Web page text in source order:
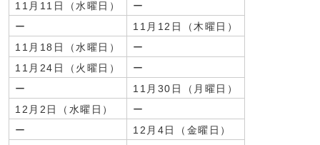
11月11日（水曜日）
ー
ー
11月12日（木曜日）
11月18日（水曜日）
ー
11月24日（火曜日）
ー
ー
11月30日（月曜日）
12月2日（水曜日）
ー
ー
12月4日（金曜日）